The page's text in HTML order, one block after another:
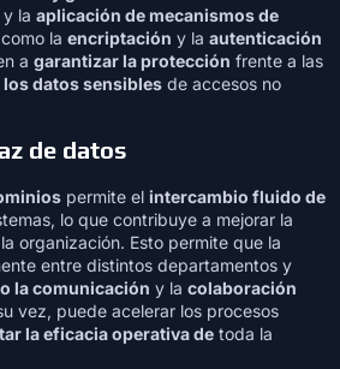
la aplicación de mecanismos de
como la encriptación y la autenticación
a garantizar la protección frente a las
datos sensibles de accesos no
de datos
permite el intercambio fluido de
lo que contribuye a mejorar la
organización. Esto permite que la
entre distintos departamentos y
la comunicación y la colaboración
vez, puede acelerar los procesos
la eficacia operativa de toda la